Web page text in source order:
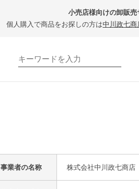
小売店様向けの卸販売
個人購入で商品をお探しの方は中川政七商
事業者の名称 株式会社中川政七商店